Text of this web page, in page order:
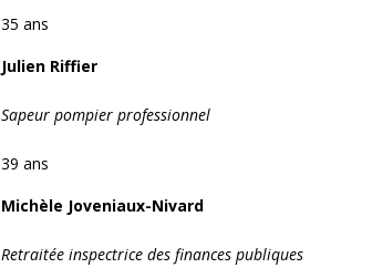
35 ans
Julien Riffier
Sapeur pompier professionnel
39 ans
Michèle Joveniaux-Nivard
Retraitée inspectrice des finances publiques